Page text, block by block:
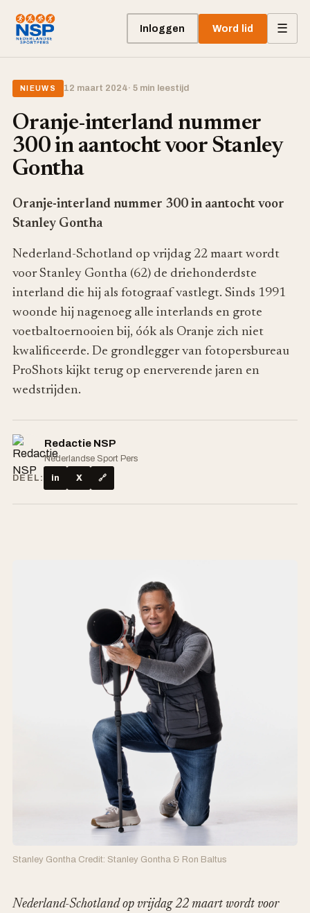
Inloggen Word lid ☰
NIEUWS 12 maart 2024· 5 min leestijd
Oranje-interland nummer
300 in aantocht voor Stanley
Gontha
Oranje-interland nummer 300 in aantocht voor
Stanley Gontha
Nederland-Schotland op vrijdag 22 maart wordt
voor Stanley Gontha (62) de driehonderdste
interland die hij als fotograaf vastlegt. Sinds 1991
woonde hij nagenoeg alle interlands en grote
voetbaltoernooien bij, óók als Oranje zich niet
kwalificeerde. De grondlegger van fotopersbureau
ProShots kijkt terug op enerverende jaren en
wedstrijden.
Redactie NSP
Nederlandse Sport Pers
DEEL:
in X 🔗
Stanley Gontha Credit: Stanley Gontha & Ron Baltus
Nederland-Schotland op vrijdag 22 maart wordt voor